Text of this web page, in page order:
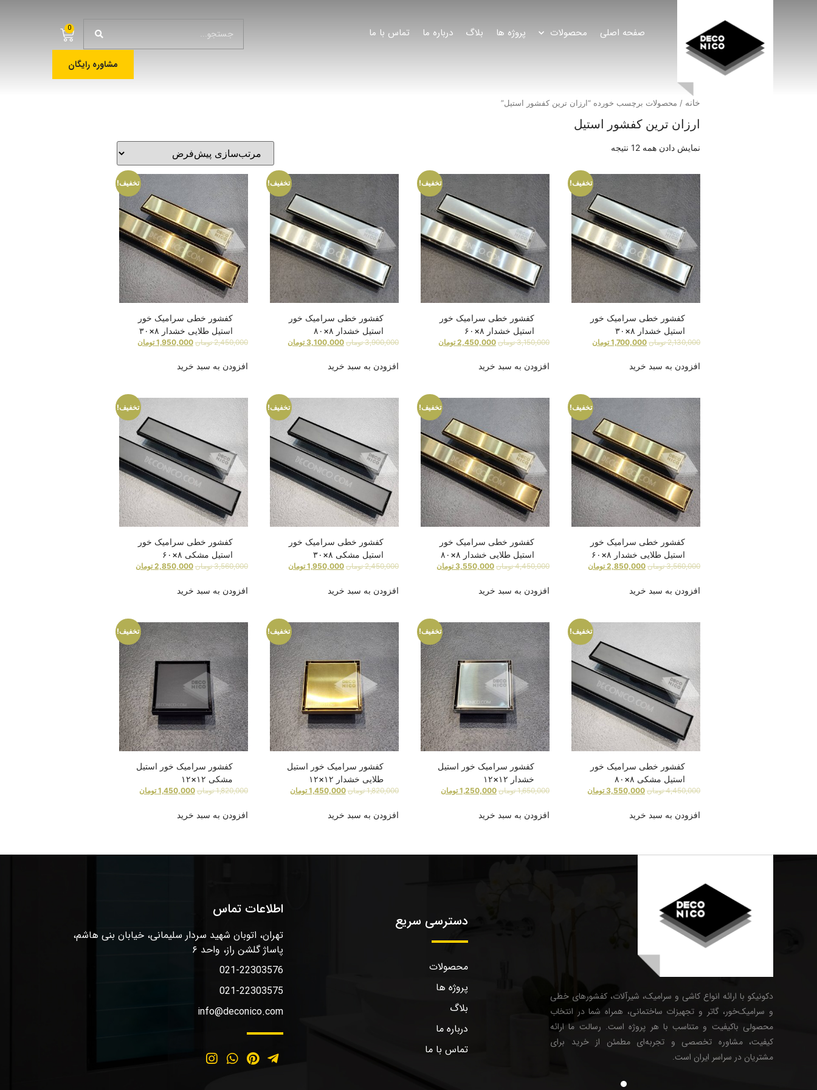
صفحه اصلی محصولات پروژه ها بلاگ درباره ما تماس با ما 0
مشاوره رایگان
خانه / محصولات برچسب خورده “ارزان ترین کفشور استیل”
ارزان ترین کفشور استیل
نمایش دادن همه 12 نتیجه
تخفیف!
کفشور خطی سرامیک خور
استیل خشدار ۸×۳۰
2,130,000 تومان 1,700,000 تومان
افزودن به سبد خرید
تخفیف!
کفشور خطی سرامیک خور
استیل خشدار ۸×۶۰
3,150,000 تومان 2,450,000 تومان
افزودن به سبد خرید
تخفیف!
کفشور خطی سرامیک خور
استیل خشدار ۸×۸۰
3,900,000 تومان 3,100,000 تومان
افزودن به سبد خرید
تخفیف!
کفشور خطی سرامیک خور
استیل طلایی خشدار ۸×۳۰
2,450,000 تومان 1,950,000 تومان
افزودن به سبد خرید
تخفیف!
کفشور خطی سرامیک خور
استیل طلایی خشدار ۸×۶۰
3,560,000 تومان 2,850,000 تومان
افزودن به سبد خرید
تخفیف!
کفشور خطی سرامیک خور
استیل طلایی خشدار ۸×۸۰
4,450,000 تومان 3,550,000 تومان
افزودن به سبد خرید
تخفیف!
کفشور خطی سرامیک خور
استیل مشکی ۸×۳۰
2,450,000 تومان 1,950,000 تومان
افزودن به سبد خرید
تخفیف!
کفشور خطی سرامیک خور
استیل مشکی ۸×۶۰
3,560,000 تومان 2,850,000 تومان
افزودن به سبد خرید
تخفیف!
کفشور خطی سرامیک خور
استیل مشکی ۸×۸۰
4,450,000 تومان 3,550,000 تومان
افزودن به سبد خرید
تخفیف!
کفشور سرامیک خور استیل
خشدار ۱۲×۱۲
1,650,000 تومان 1,250,000 تومان
افزودن به سبد خرید
تخفیف!
کفشور سرامیک خور استیل
طلایی خشدار ۱۲×۱۲
1,820,000 تومان 1,450,000 تومان
افزودن به سبد خرید
تخفیف!
کفشور سرامیک خور استیل
مشکی ۱۲×۱۲
1,820,000 تومان 1,450,000 تومان
افزودن به سبد خرید
دکونیکو با ارائه انواع کاشی و سرامیک، شیرآلات، کفشورهای خطی
و سرامیک‌خور، گاتر و تجهیزات ساختمانی، همراه شما در انتخاب
محصولی باکیفیت و متناسب با هر پروژه است. رسالت ما ارائه
کیفیت، مشاوره تخصصی و تجربه‌ای مطمئن از خرید برای
مشتریان در سراسر ایران است.
دسترسی سریع
محصولات
پروژه ها
بلاگ
درباره ما
تماس با ما
اطلاعات تماس
تهران، اتوبان شهید سردار سلیمانی، خیابان بنی هاشم،
پاساژ گلشن راز، واحد ۶
021-22303576
021-22303575
info@deconico.com